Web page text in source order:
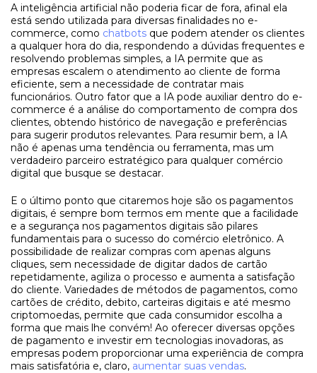
A inteligência artificial não poderia ficar de fora, afinal ela
está sendo utilizada para diversas finalidades no e-
commerce, como chatbots que podem atender os clientes
a qualquer hora do dia, respondendo a dúvidas frequentes e
resolvendo problemas simples, a IA permite que as
empresas escalem o atendimento ao cliente de forma
eficiente, sem a necessidade de contratar mais
funcionários. Outro fator que a IA pode auxiliar dentro do e-
commerce é a análise do comportamento de compra dos
clientes, obtendo histórico de navegação e preferências
para sugerir produtos relevantes. Para resumir bem, a IA
não é apenas uma tendência ou ferramenta, mas um
verdadeiro parceiro estratégico para qualquer comércio
digital que busque se destacar.
E o último ponto que citaremos hoje são os pagamentos
digitais, é sempre bom termos em mente que a facilidade
e a segurança nos pagamentos digitais são pilares
fundamentais para o sucesso do comércio eletrônico. A
possibilidade de realizar compras com apenas alguns
cliques, sem necessidade de digitar dados de cartão
repetidamente, agiliza o processo e aumenta a satisfação
do cliente. Variedades de métodos de pagamentos, como
cartões de crédito, debito, carteiras digitais e até mesmo
criptomoedas, permite que cada consumidor escolha a
forma que mais lhe convém! Ao oferecer diversas opções
de pagamento e investir em tecnologias inovadoras, as
empresas podem proporcionar uma experiência de compra
mais satisfatória e, claro, aumentar suas vendas.